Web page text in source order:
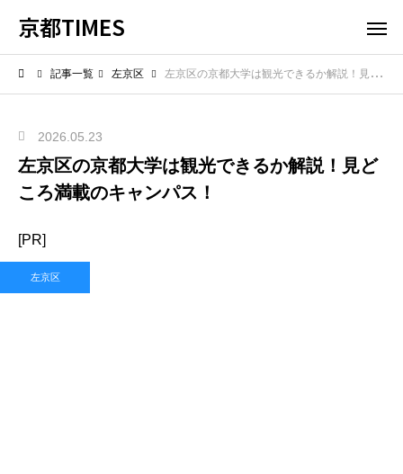
京都TIMES
記事一覧 左京区 左京区の京都大学は観光できるか解説！見どころ満載のキャンパス！
2026.05.23
左京区の京都大学は観光できるか解説！見ど
ころ満載のキャンパス！
[PR]
左京区